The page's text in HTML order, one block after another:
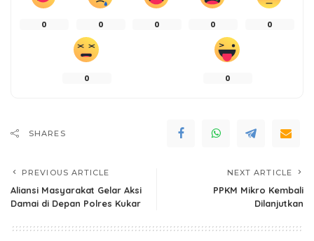
0 0 0 0 0
0 0
SHARES
PREVIOUS ARTICLE
Aliansi Masyarakat Gelar Aksi
Damai di Depan Polres Kukar
NEXT ARTICLE
PPKM Mikro Kembali
Dilanjutkan